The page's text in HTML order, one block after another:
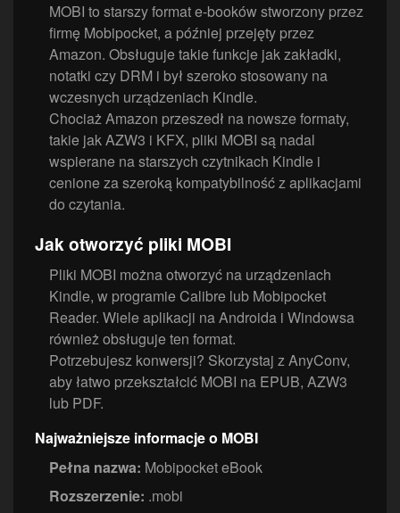
MOBI to starszy format e-booków stworzony przez
firmę Mobipocket, a później przejęty przez
Amazon. Obsługuje takie funkcje jak zakładki,
notatki czy DRM i był szeroko stosowany na
wczesnych urządzeniach Kindle.
Chociaż Amazon przeszedł na nowsze formaty,
takie jak AZW3 i KFX, pliki MOBI są nadal
wspierane na starszych czytnikach Kindle i
cenione za szeroką kompatybilność z aplikacjami
do czytania.
Jak otworzyć pliki MOBI
Pliki MOBI można otworzyć na urządzeniach
Kindle, w programie Calibre lub Mobipocket
Reader. Wiele aplikacji na Androida i Windowsa
również obsługuje ten format.
Potrzebujesz konwersji? Skorzystaj z AnyConv,
aby łatwo przekształcić MOBI na EPUB, AZW3
lub PDF.
Najważniejsze informacje o MOBI
Pełna nazwa: Mobipocket eBook
Rozszerzenie: .mobi